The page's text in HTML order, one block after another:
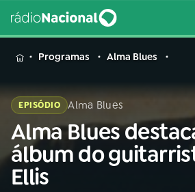
MENU
Buscar
na
Rádio
Nacional
Buscar
Programas Alma Blues
EPISÓDIO Alma Blues
Alma Blues
álbum do
Ellis